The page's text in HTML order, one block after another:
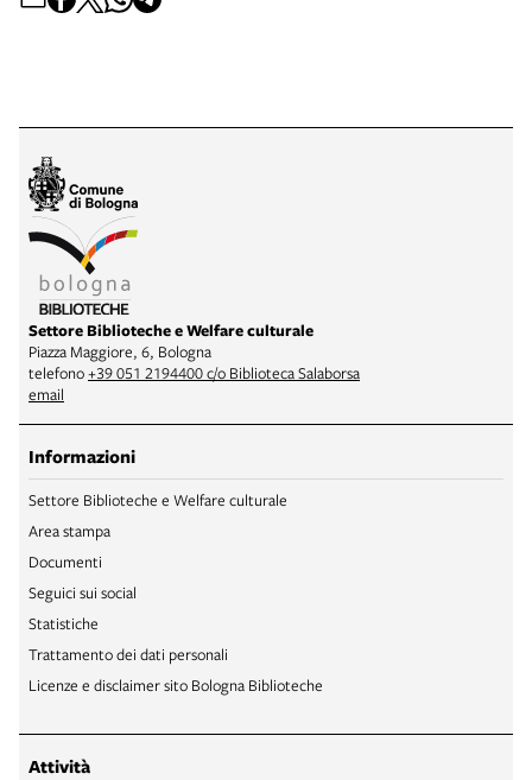
Settore Biblioteche e Welfare culturale
Piazza Maggiore, 6, Bologna
telefono+39 051 2194400 c/o Biblioteca Salaborsa
email
Informazioni
Settore Biblioteche e Welfare culturale
Area stampa
Documenti
Seguici sui social
Statistiche
Trattamento dei dati personali
Licenze e disclaimer sito Bologna Biblioteche
Attività